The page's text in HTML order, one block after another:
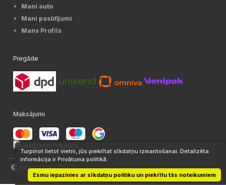
Mani auto
Mani pasūtījumi
Mans Profils
Piegāde
Maksājumi
© copyright 2025
Turpinot lietot vietni, jūs piekrītat sīkdatņu izmantošanai. Detalizēta
informācija ir Privātuma politikā.
Esmu iepazinies ar sīkdatņu politiku un piekrītu tās noteikumiem